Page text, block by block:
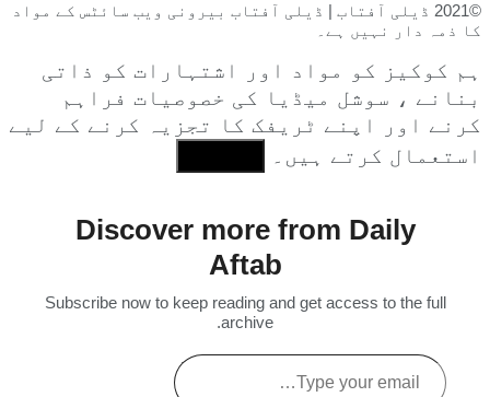
©2021 ڈیلی آفتاب | ڈیلی آفتاب بیرونی ویب سائٹس کے مواد
کا ذمہ دار نہیں ہے۔
ہم کوکیز کو مواد اور اشتہارات کو ذاتی
بنانے ، سوشل میڈیا کی خصوصیات فراہم
کرنے اور اپنے ٹریفک کا تجزیہ کرنے کے لیے
استعمال کرتے ہیں۔
Discover more from Daily
Aftab
Subscribe now to keep reading and get access to the full
archive.
Type